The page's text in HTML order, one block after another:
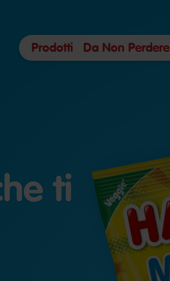
Prodotti Da Non Perdere
ti